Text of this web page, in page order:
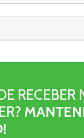
RECEBER